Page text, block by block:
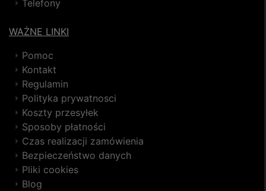
Telefony
WAŻNE LINKI
Pomoc
Kontakt
Regulamin
Polityka prywatnosci
Koszty przesyłek
Sposoby płatności
Czas realizacji zamówienia
Bezpieczeństwo danych
Pliki cookies
Blog